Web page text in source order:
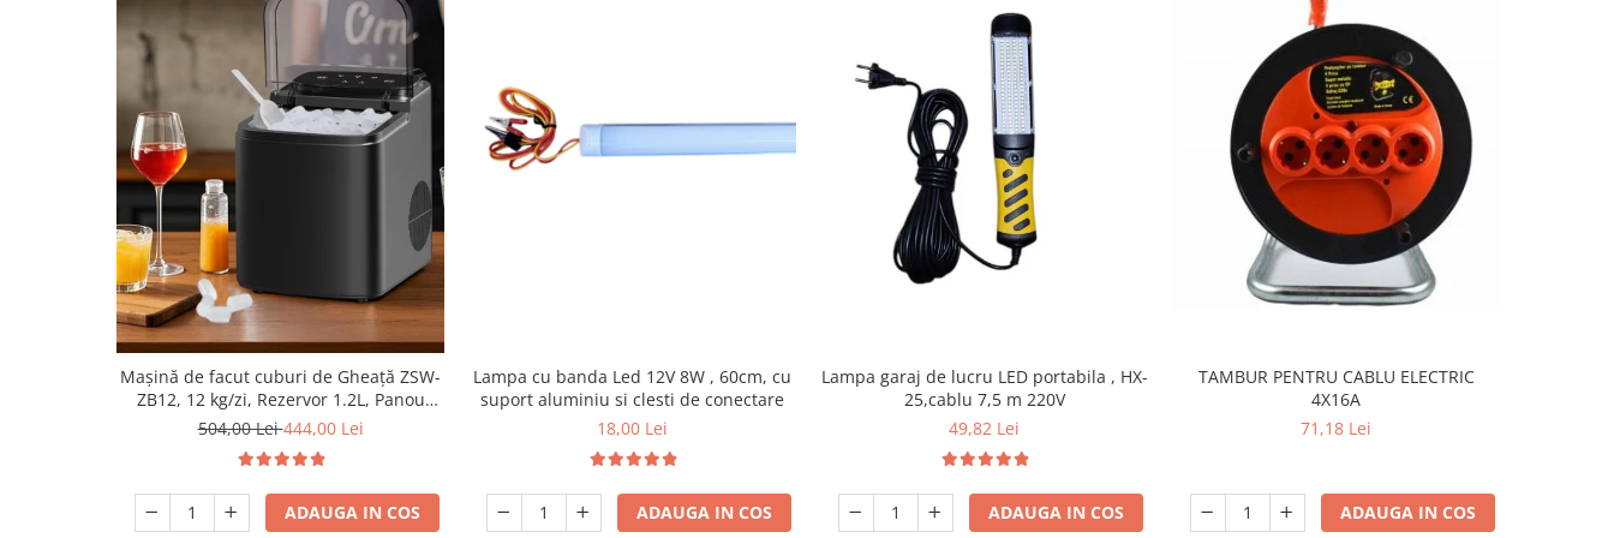
Produse grele si voluminoase
Mașină de facut cuburi de Gheață ZSW-
ZB12, 12 kg/zi, Rezervor 1.2L, Panou
Tactil, Design Compact, Negru
504,00 Lei444,00 Lei
ADAUGA IN COS
Lampa cu banda Led 12V 8W , 60cm, cu
suport aluminiu si clesti de conectare
18,00 Lei
ADAUGA IN COS
Lampa garaj de lucru LED portabila , HX-
25,cablu 7,5 m 220V
49,82 Lei
ADAUGA IN COS
TAMBUR PENTRU CABLU ELECTRIC
4X16A
71,18 Lei
ADAUGA IN COS